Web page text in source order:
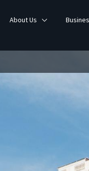
About Us